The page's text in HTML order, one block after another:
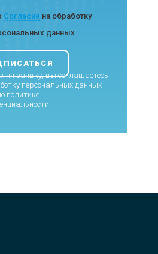
Согласие на обработку
данных
заявку, вы соглашаетесь
персональных данных
политике
.